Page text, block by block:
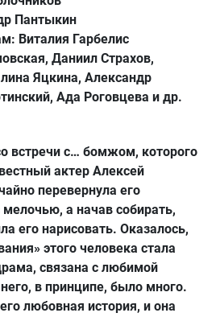
Пантыкин
Виталия Гарбелис
Даниил Страхов,
Яцкина, Александр
Ада Роговцева и др.
встречи с… бомжом, которого
актер Алексей
перевернула его
а начав собирать,
его нарисовать. Оказалось,
этого человека стала
связана с любимой
в принципе, было много.
любовная история, и она